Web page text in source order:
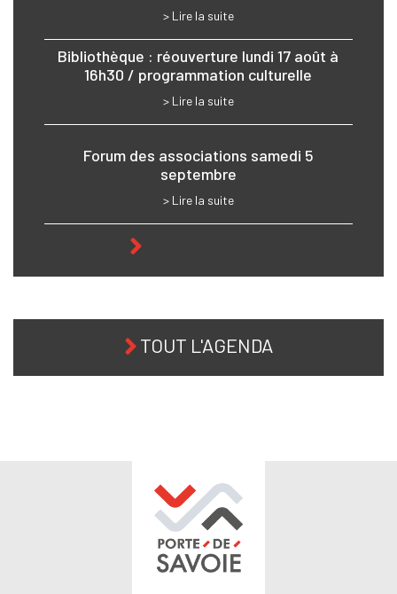
> Lire la suite
Bibliothèque : réouverture lundi 17 août à
16h30 / programmation culturelle
> Lire la suite
Forum des associations samedi 5
septembre
> Lire la suite
TOUT L'AGENDA